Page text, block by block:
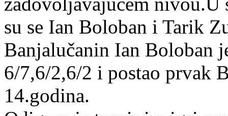
su se Ian Boloban i Tarik
Banjalučanin Ian Boloban
6/7,6/2,6/2 i postao prvak
14.godina.